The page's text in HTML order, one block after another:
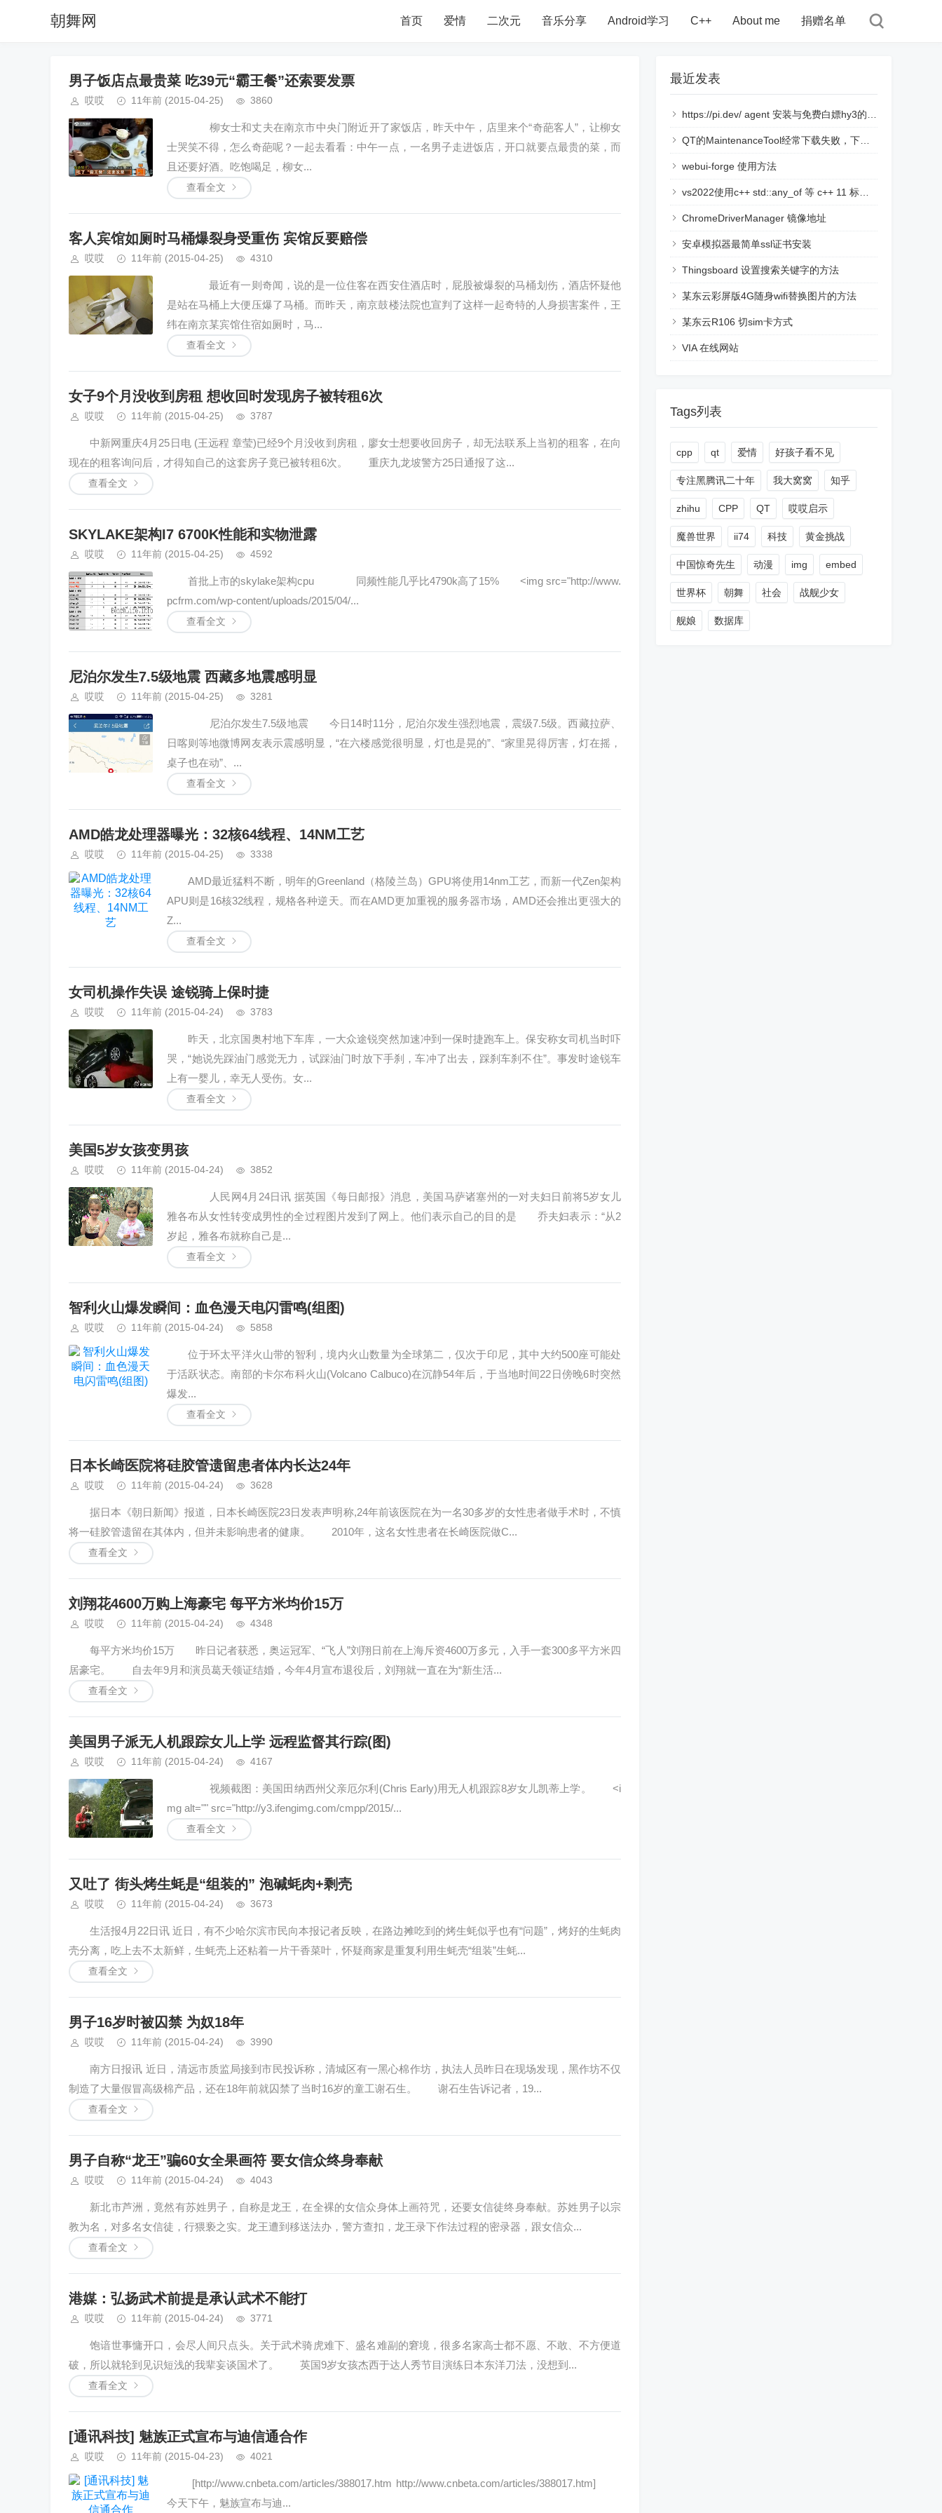
朝舞网 首页 爱情 二次元 音乐分享 Android学习 C++ About me 捐赠名单
男子饭店点最贵菜 吃39元“霸王餐”还索要发票
哎哎 11年前 (2015-04-25) 3860
柳女士和丈夫在南京市中央门附近开了家饭店，昨天中午，店里来个“奇葩客人”，让柳女
士哭笑不得，怎么奇葩呢？一起去看看：中午一点，一名男子走进饭店，开口就要点最贵的菜，而
且还要好酒。吃饱喝足，柳女...
查看全文
客人宾馆如厕时马桶爆裂身受重伤 宾馆反要赔偿
哎哎 11年前 (2015-04-25) 4310
最近有一则奇闻，说的是一位住客在西安住酒店时，屁股被爆裂的马桶划伤，酒店怀疑他
是站在马桶上大便压爆了马桶。而昨天，南京鼓楼法院也宣判了这样一起奇特的人身损害案件，王
纬在南京某宾馆住宿如厕时，马...
查看全文
女子9个月没收到房租 想收回时发现房子被转租6次
哎哎 11年前 (2015-04-25) 3787
中新网重庆4月25日电 (王远程 章莹)已经9个月没收到房租，廖女士想要收回房子，却无法联系上当初的租客，在向
现在的租客询问后，才得知自己的这套房子竟已被转租6次。 重庆九龙坡警方25日通报了这...
查看全文
SKYLAKE架构I7 6700K性能和实物泄露
哎哎 11年前 (2015-04-25) 4592
首批上市的skylake架构cpu 同频性能几乎比4790k高了15% ˂img src="http://www.
pcfrm.com/wp-content/uploads/2015/04/...
查看全文
尼泊尔发生7.5级地震 西藏多地震感明显
哎哎 11年前 (2015-04-25) 3281
尼泊尔发生7.5级地震 今日14时11分，尼泊尔发生强烈地震，震级7.5级。西藏拉萨、
日喀则等地微博网友表示震感明显，“在六楼感觉很明显，灯也是晃的”、“家里晃得厉害，灯在摇，
桌子也在动”、...
查看全文
AMD皓龙处理器曝光：32核64线程、14NM工艺
哎哎 11年前 (2015-04-25) 3338
AMD最近猛料不断，明年的Greenland（格陵兰岛）GPU将使用14nm工艺，而新一代Zen架构
APU则是16核32线程，规格各种逆天。而在AMD更加重视的服务器市场，AMD还会推出更强大的
Z...
查看全文
女司机操作失误 途锐骑上保时捷
哎哎 11年前 (2015-04-24) 3783
昨天，北京国奥村地下车库，一大众途锐突然加速冲到一保时捷跑车上。保安称女司机当时吓
哭，“她说先踩油门感觉无力，试踩油门时放下手刹，车冲了出去，踩刹车刹不住”。事发时途锐车
上有一婴儿，幸无人受伤。女...
查看全文
美国5岁女孩变男孩
哎哎 11年前 (2015-04-24) 3852
人民网4月24日讯 据英国《每日邮报》消息，美国马萨诸塞州的一对夫妇日前将5岁女儿
雅各布从女性转变成男性的全过程图片发到了网上。他们表示自己的目的是 乔夫妇表示：“从2
岁起，雅各布就称自己是...
查看全文
智利火山爆发瞬间：血色漫天电闪雷鸣(组图)
哎哎 11年前 (2015-04-24) 5858
位于环太平洋火山带的智利，境内火山数量为全球第二，仅次于印尼，其中大约500座可能处
于活跃状态。南部的卡尔布科火山(Volcano Calbuco)在沉静54年后，于当地时间22日傍晚6时突然
爆发...
查看全文
日本长崎医院将硅胶管遗留患者体内长达24年
哎哎 11年前 (2015-04-24) 3628
据日本《朝日新闻》报道，日本长崎医院23日发表声明称,24年前该医院在为一名30多岁的女性患者做手术时，不慎
将一硅胶管遗留在其体内，但并未影响患者的健康。 2010年，这名女性患者在长崎医院做C...
查看全文
刘翔花4600万购上海豪宅 每平方米均价15万
哎哎 11年前 (2015-04-24) 4348
每平方米均价15万 昨日记者获悉，奥运冠军、“飞人”刘翔日前在上海斥资4600万多元，入手一套300多平方米四
居豪宅。 自去年9月和演员葛天领证结婚，今年4月宣布退役后，刘翔就一直在为“新生活...
查看全文
美国男子派无人机跟踪女儿上学 远程监督其行踪(图)
哎哎 11年前 (2015-04-24) 4167
视频截图：美国田纳西州父亲厄尔利(Chris Early)用无人机跟踪8岁女儿凯蒂上学。 ˂i
mg alt="" src="http://y3.ifengimg.com/cmpp/2015/...
查看全文
又吐了 街头烤生蚝是“组装的” 泡碱蚝肉+剩壳
哎哎 11年前 (2015-04-24) 3673
生活报4月22日讯 近日，有不少哈尔滨市民向本报记者反映，在路边摊吃到的烤生蚝似乎也有“问题”，烤好的生蚝肉
壳分离，吃上去不太新鲜，生蚝壳上还粘着一片干香菜叶，怀疑商家是重复利用生蚝壳“组装”生蚝...
查看全文
男子16岁时被囚禁 为奴18年
哎哎 11年前 (2015-04-24) 3990
南方日报讯 近日，清远市质监局接到市民投诉称，清城区有一黑心棉作坊，执法人员昨日在现场发现，黑作坊不仅
制造了大量假冒高级棉产品，还在18年前就囚禁了当时16岁的童工谢石生。 谢石生告诉记者，19...
查看全文
男子自称“龙王”骗60女全果画符 要女信众终身奉献
哎哎 11年前 (2015-04-24) 4043
新北市芦洲，竟然有苏姓男子，自称是龙王，在全裸的女信众身体上画符咒，还要女信徒终身奉献。苏姓男子以宗
教为名，对多名女信徒，行猥亵之实。龙王遭到移送法办，警方查扣，龙王录下作法过程的密录器，跟女信众...
查看全文
港媒：弘扬武术前提是承认武术不能打
哎哎 11年前 (2015-04-24) 3771
饱谙世事慵开口，会尽人间只点头。关于武术骑虎难下、盛名难副的窘境，很多名家高士都不愿、不敢、不方便道
破，所以就轮到见识短浅的我辈妄谈国术了。 英国9岁女孩杰西于达人秀节目演练日本东洋刀法，没想到...
查看全文
[通讯科技] 魅族正式宣布与迪信通合作
哎哎 11年前 (2015-04-23) 4021
[http://www.cnbeta.com/articles/388017.htm http://www.cnbeta.com/articles/388017.htm]
今天下午，魅族宣布与迪...
最近发表
https://pi.dev/ agent 安装与免费白嫖hy3的使用说明
QT的MaintenanceTool经常下载失败，下载链接断开的解决方法
webui-forge 使用方法
vs2022使用c++ std::any_of 等 c++ 11 标准语言时，提示报错namespace "std" has no member "all_of"
ChromeDriverManager 镜像地址
安卓模拟器最简单ssl证书安装
Thingsboard 设置搜索关键字的方法
某东云彩屏版4G随身wifi替换图片的方法
某东云R106 切sim卡方式
VIA 在线网站
Tags列表
cpp qt 爱情 好孩子看不见
专注黑腾讯二十年 我大窝窝 知乎
zhihu CPP QT 哎哎启示
魔兽世界 ii74 科技 黄金挑战
中国惊奇先生 动漫 img embed
世界杯 朝舞 社会 战舰少女
舰娘 数据库